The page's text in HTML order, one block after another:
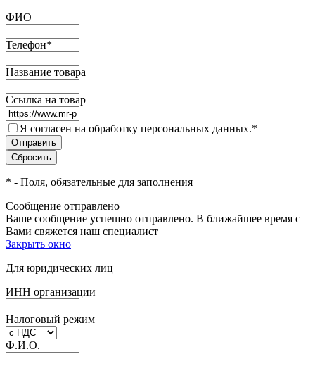
ФИО
Телефон*
Название товара
Ссылка на товар
Я согласен на обработку персональных данных.*
* - Поля, обязательные для заполнения
Сообщение отправлено
Ваше сообщение успешно отправлено. В ближайшее время с
Вами свяжется наш специалист
Закрыть окно
Для юридических лиц
ИНН организации
Налоговый режим
Ф.И.О.